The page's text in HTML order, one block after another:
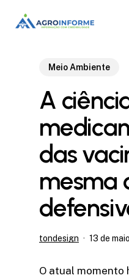
Meio Ambiente
A
das
mesma
tondesign 13 de
O atual